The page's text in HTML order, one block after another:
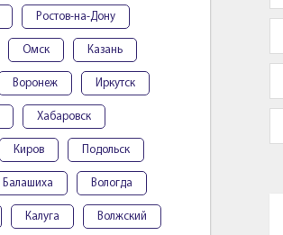
Ростов-на-Дону
Омск Казань
Воронеж Иркутск
Хабаровск
Киров Подольск
Балашиха Вологда
Калуга Волжский